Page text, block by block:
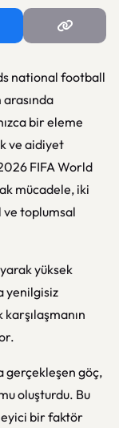
national football
arasında
bir eleme
ve aidiyet
FIFA World
mücadele, iki
ve toplumsal
yüksek
yenilgisiz
gerçekleşen göç,
oluşturdu. Bu
bir faktör